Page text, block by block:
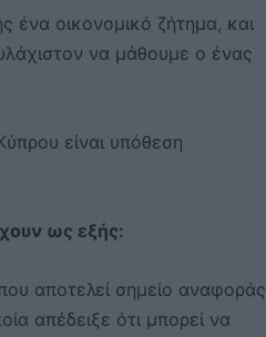
ένα οικονομικό ζήτημα, και
να μάθουμε ο ένας
είναι υπόθεση
ως εξής:
αποτελεί σημείο αναφοράς
απέδειξε ότι μπορεί να